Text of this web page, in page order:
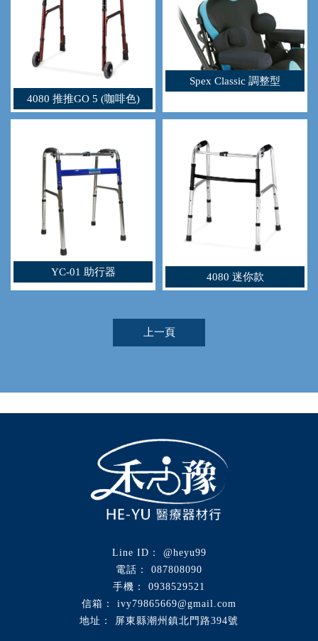
4080 推推GO 5 (咖啡色)
Spex Classic 調整型
YC-01 助行器 4080 迷你款
上一頁
@heyu99
087808090
0938529521
ivy79865669@gmail.com
屏東縣潮州鎮北門路394號